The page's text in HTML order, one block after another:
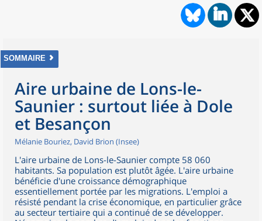
SOMMAIRE
Aire urbaine de Lons-le-
Saunier : surtout liée à Dole
et Besançon
Mélanie Bouriez, David Brion (Insee)
L'aire urbaine de Lons-le-Saunier compte 58 060
habitants. Sa population est plutôt âgée. L'aire urbaine
bénéficie d'une croissance démographique
essentiellement portée par les migrations. L'emploi a
résisté pendant la crise économique, en particulier grâce
au secteur tertiaire qui a continué de se développer.